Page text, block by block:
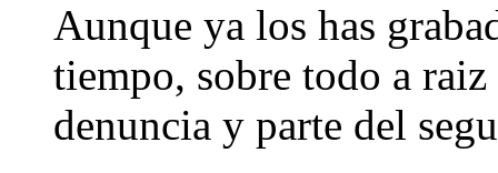
Aunque ya los has
tiempo, sobre todo a
denuncia y parte del